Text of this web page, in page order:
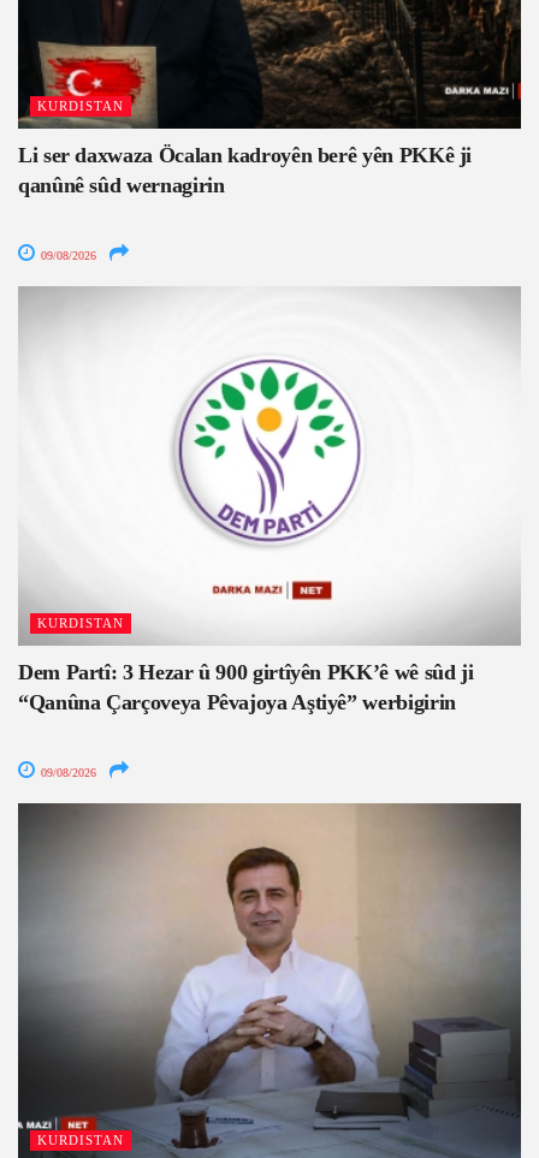
KURDISTAN
Li ser daxwaza Öcalan kadroyên berê yên PKKê ji
qanûnê sûd wernagirin
09/08/2026
KURDISTAN
Dem Partî: 3 Hezar û 900 girtîyên PKK’ê wê sûd ji
“Qanûna Çarçoveya Pêvajoya Aştiyê” werbigirin
09/08/2026
KURDISTAN